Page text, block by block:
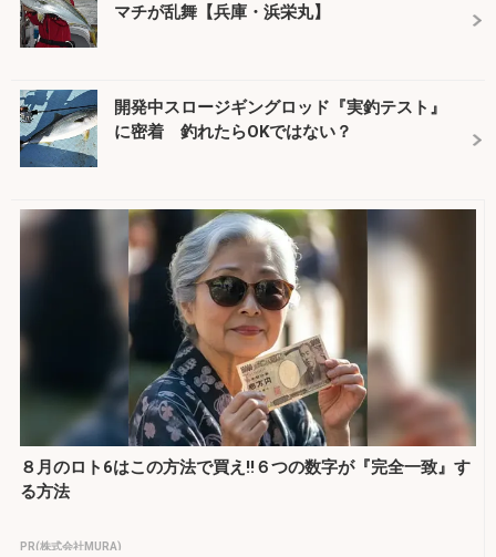
マチが乱舞【兵庫・浜栄丸】
開発中スロージギングロッド『実釣テスト』
に密着 釣れたらOKではない？
８月のロト6はこの方法で買え!!６つの数字が『完全一致』す
る方法
PR(株式会社MURA)